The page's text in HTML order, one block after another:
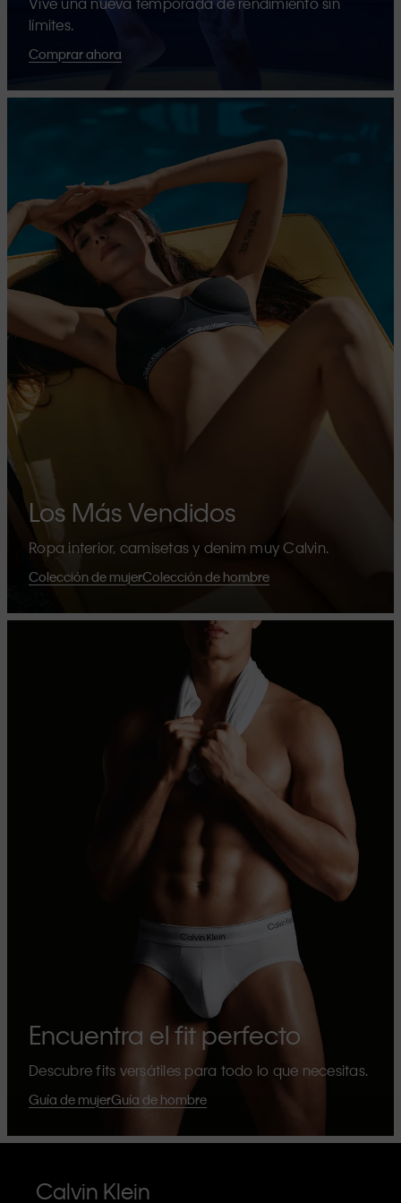
límites.
Comprar ahora
Los Más Vendidos
Ropa interior, camisetas y denim muy Calvin.
Colección de mujerColección de hombre
Encuentra el fit perfecto
Descubre fits versátiles para todo lo que necesitas.
Guía de mujerGuía de hombre
Calvin Klein